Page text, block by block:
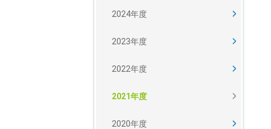
2024年度
2023年度
2022年度
2021年度
2020年度